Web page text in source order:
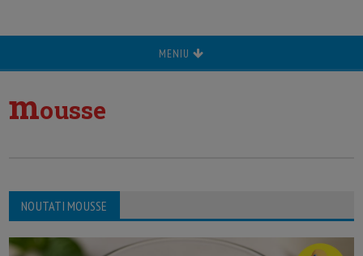
MENIU
mousse
NOUTATI MOUSSE